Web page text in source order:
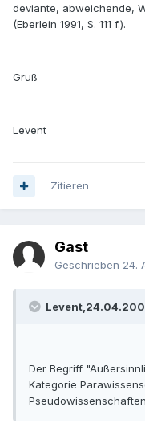
deviante, abweichende,
(Eberlein 1991, S. 111 f.).
Gruß
Levent
Zitieren
Gast
Geschrieben 24.
Der Begriff
Kategorie